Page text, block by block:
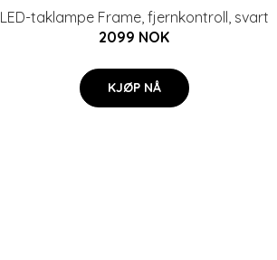
LED-taklampe Frame, fjernkontroll, svart
2099 NOK
KJØP NÅ